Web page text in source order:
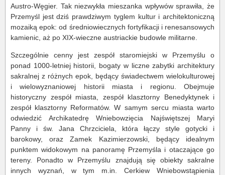
Austro-Węgier. Tak niezwykła mieszanka wpływów sprawiła, że
Przemyśl jest dziś prawdziwym tyglem kultur i architektoniczną
mozaiką epok: od średniowiecznych fortyfikacji i renesansowych
kamienic, aż po XIX-wieczne austriackie budowle militarne.
Szczególnie cenny jest zespół staromiejski w Przemyślu o
ponad 1000-letniej historii, bogaty w liczne zabytki architektury
sakralnej z różnych epok, będący świadectwem wielokulturowej
i wielowyznaniowej historii miasta i regionu. Obejmuje
historyczny zespół miasta, zespół klasztorny Benedyktynek i
zespół klasztorny Reformatów. W samym sercu miasta warto
odwiedzić Archikatedrę Wniebowzięcia Najświętszej Maryi
Panny i św. Jana Chrzciciela, która łączy style gotycki i
barokowy, oraz Zamek Kazimierzowski, będący idealnym
punktem widokowym na panoramę Przemyśla i otaczające go
tereny. Ponadto w Przemyślu znajdują się obiekty sakralne
innych wyznań, w tym m.in. Cerkiew Wniebowstąpienia